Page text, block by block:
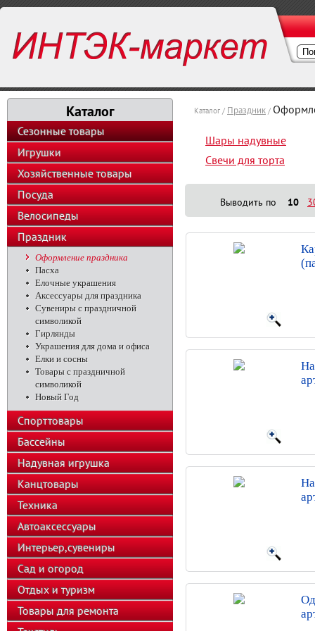
Каталог
Сезонные товары
Игрушки
Хозяйственные товары
Посуда
Велосипеды
Праздник
Оформление праздника
Пасха
Елочные украшения
Аксессуары для праздника
Сувениры с праздничной
символикой
Гирлянды
Украшения для дома и офиса
Елки и сосны
Товары с праздничной
символикой
Новый Год
Спорттовары
Бассейны
Надувная игрушка
Канцтовары
Техника
Автоаксессуары
Интерьер,сувениры
Сад и огород
Отдых и туризм
Товары для ремонта
Каталог / Праздник /
Шары надувные
Свечи для торта
Выводить по 10